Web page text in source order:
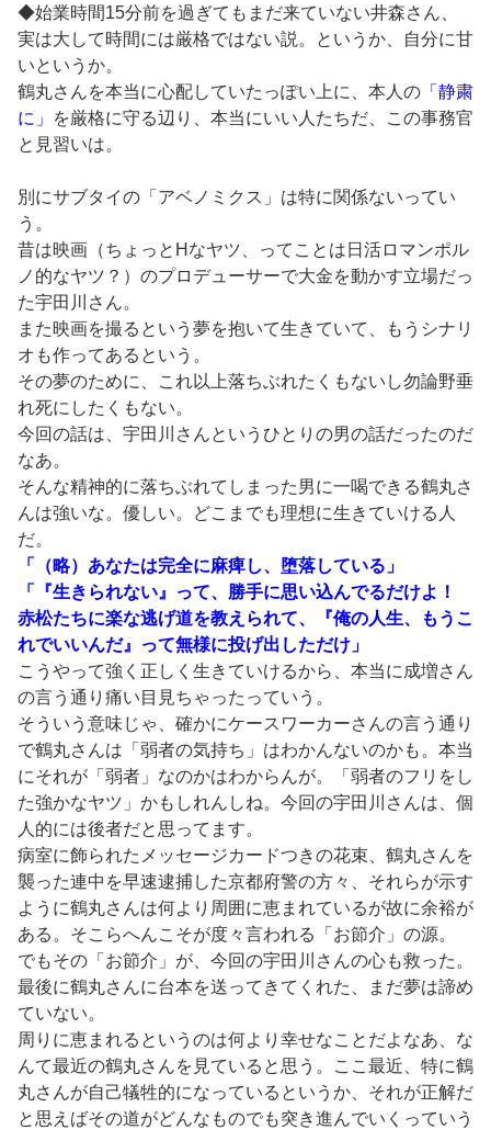
◆始業時間15分前を過ぎてもまだ来ていない井森さん、
実は大して時間には厳格ではない説。というか、自分に甘
いというか。
鶴丸さんを本当に心配していたっぽい上に、本人の 「静粛
に」
を厳格に守る辺り、本当にいい人たちだ、この事務官
と見習いは。
別にサブタイの「アベノミクス」は特に関係ないってい
う。
昔は映画（ちょっとHなヤツ、ってことは日活ロマンポル
ノ的なヤツ？）のプロデューサーで大金を動かす立場だっ
た宇田川さん。
また映画を撮るという夢を抱いて生きていて、もうシナリ
オも作ってあるという。
その夢のために、これ以上落ちぶれたくもないし勿論野垂
れ死にしたくもない。
今回の話は、宇田川さんというひとりの男の話だったのだ
なあ。
そんな精神的に落ちぶれてしまった男に一喝できる鶴丸さ
んは強いな。優しい。どこまでも理想に生きていける人
だ。
「（略）あなたは完全に麻痺し、堕落している」
「『生きられない』って、勝手に思い込んでるだけよ！
赤松たちに楽な逃げ道を教えられて、『俺の人生、もうこ
れでいいんだ』って無様に投げ出しただけ」
こうやって強く正しく生きていけるから、本当に成増さん
の言う通り痛い目見ちゃったっていう。
そういう意味じゃ、確かにケースワーカーさんの言う通り
で鶴丸さんは「弱者の気持ち」はわかんないのかも。本当
にそれが「弱者」なのかはわからんが。「弱者のフリをし
た強かなヤツ」かもしれんしね。今回の宇田川さんは、個
人的には後者だと思ってます。
病室に飾られたメッセージカードつきの花束、鶴丸さんを
襲った連中を早速逮捕した京都府警の方々、それらが示す
ように鶴丸さんは何より周囲に恵まれているが故に余裕が
ある。そこらへんこそが度々言われる「お節介」の源。
でもその「お節介」が、今回の宇田川さんの心も救った。
最後に鶴丸さんに台本を送ってきてくれた、まだ夢は諦め
ていない。
周りに恵まれるというのは何より幸せなことだよなあ、な
んて最近の鶴丸さんを見ていると思う。ここ最近、特に鶴
丸さんが自己犠牲的になっているというか、それが正解だ
と思えばその道がどんなものでも突き進んでいくっていう